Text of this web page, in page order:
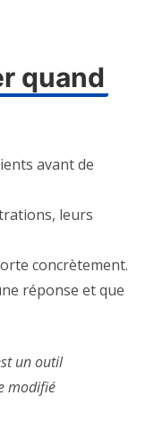
quand
avant de
leurs
concrètement.
réponse et que
un outil
modifié